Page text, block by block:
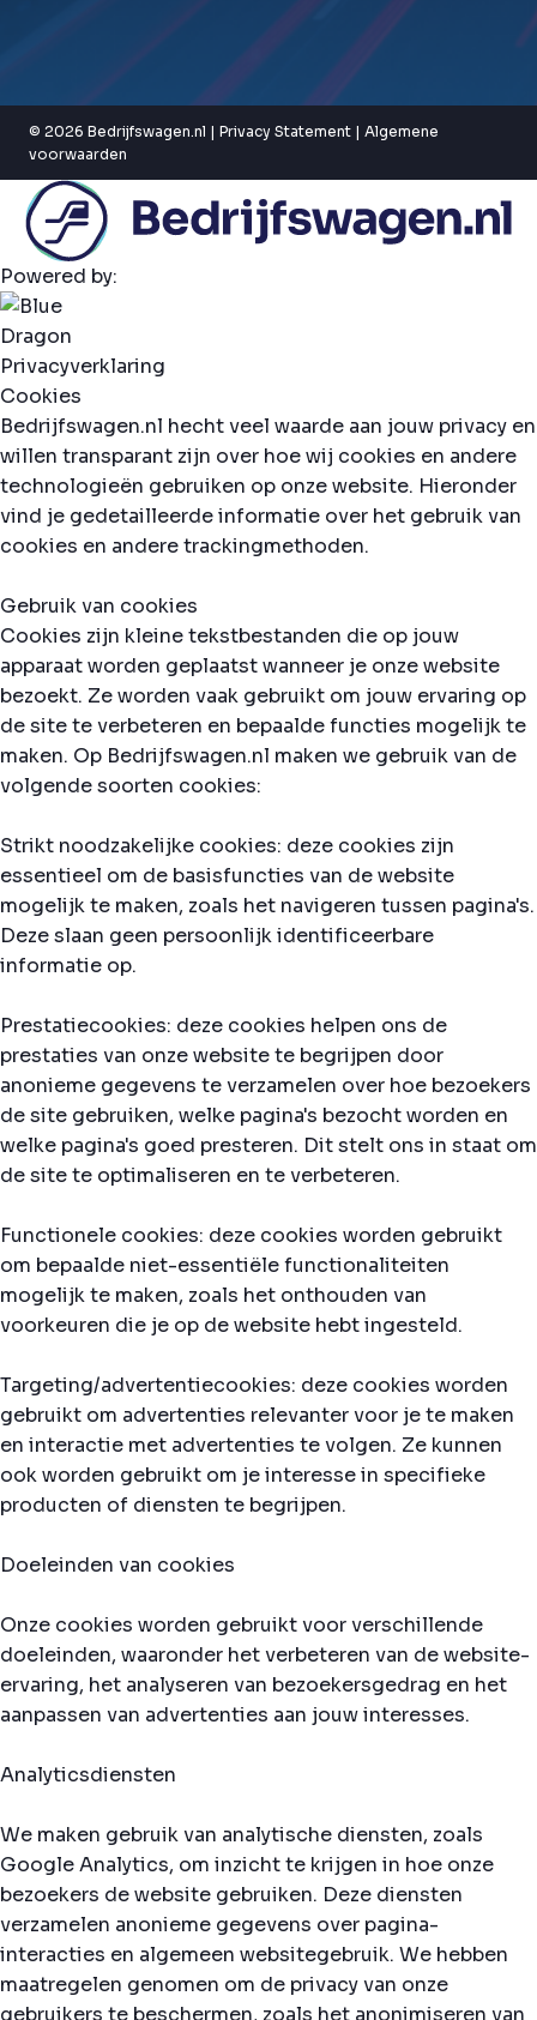
© 2026 Bedrijfswagen.nl | Privacy Statement | Algemene
voorwaarden
Powered by:
Privacyverklaring
Cookies
Bedrijfswagen.nl hecht veel waarde aan jouw privacy en
willen transparant zijn over hoe wij cookies en andere
technologieën gebruiken op onze website. Hieronder
vind je gedetailleerde informatie over het gebruik van
cookies en andere trackingmethoden.
Gebruik van cookies
Cookies zijn kleine tekstbestanden die op jouw
apparaat worden geplaatst wanneer je onze website
bezoekt. Ze worden vaak gebruikt om jouw ervaring op
de site te verbeteren en bepaalde functies mogelijk te
maken. Op Bedrijfswagen.nl maken we gebruik van de
volgende soorten cookies:
Strikt noodzakelijke cookies: deze cookies zijn
essentieel om de basisfuncties van de website
mogelijk te maken, zoals het navigeren tussen pagina's.
Deze slaan geen persoonlijk identificeerbare
informatie op.
Prestatiecookies: deze cookies helpen ons de
prestaties van onze website te begrijpen door
anonieme gegevens te verzamelen over hoe bezoekers
de site gebruiken, welke pagina's bezocht worden en
welke pagina's goed presteren. Dit stelt ons in staat om
de site te optimaliseren en te verbeteren.
Functionele cookies: deze cookies worden gebruikt
om bepaalde niet-essentiële functionaliteiten
mogelijk te maken, zoals het onthouden van
voorkeuren die je op de website hebt ingesteld.
Targeting/advertentiecookies: deze cookies worden
gebruikt om advertenties relevanter voor je te maken
en interactie met advertenties te volgen. Ze kunnen
ook worden gebruikt om je interesse in specifieke
producten of diensten te begrijpen.
Doeleinden van cookies
Onze cookies worden gebruikt voor verschillende
doeleinden, waaronder het verbeteren van de website-
ervaring, het analyseren van bezoekersgedrag en het
aanpassen van advertenties aan jouw interesses.
Analyticsdiensten
We maken gebruik van analytische diensten, zoals
Google Analytics, om inzicht te krijgen in hoe onze
bezoekers de website gebruiken. Deze diensten
verzamelen anonieme gegevens over pagina-
interacties en algemeen websitegebruik. We hebben
maatregelen genomen om de privacy van onze